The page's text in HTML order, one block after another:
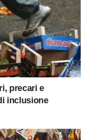
precari e
inclusione